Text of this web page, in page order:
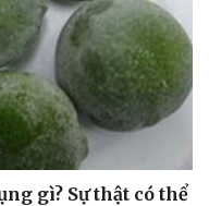
gì? Sự thật có thể